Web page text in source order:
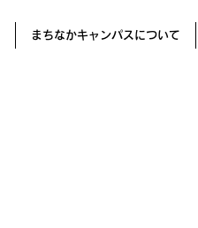
まちなかキャンパスについて